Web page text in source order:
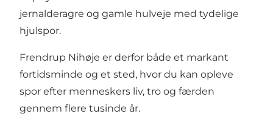
jernalderagre og gamle hulveje med tydelige
hjulspor.
Frendrup Nihøje er derfor både et markant
fortidsminde og et sted, hvor du kan opleve
spor efter menneskers liv, tro og færden
gennem flere tusinde år.